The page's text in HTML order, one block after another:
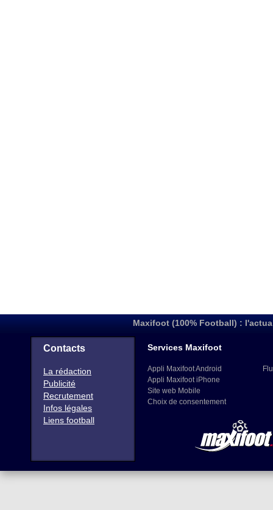
Maxifoot (100% Football) :
Contacts
La rédaction
Publicité
Recrutement
Infos légales
Liens football
Services Maxifoot
Appli Maxifoot Android
Appli Maxifoot iPhone
Site web Mobile
Choix de consentement